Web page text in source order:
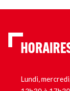
Lundi,